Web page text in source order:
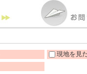
現地を見